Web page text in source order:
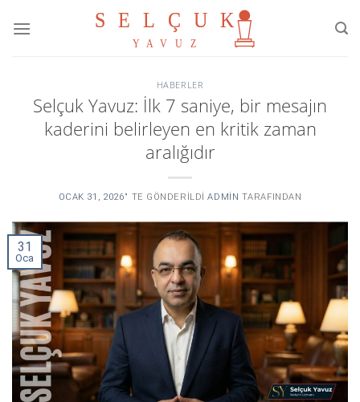
HABERLER
Selçuk Yavuz: İlk 7 saniye, bir mesajın
kaderini belirleyen en kritik zaman
aralığıdır
OCAK 31, 2026’' TE GÖNDERILDI ADMIN TARAFINDAN
31
Oca